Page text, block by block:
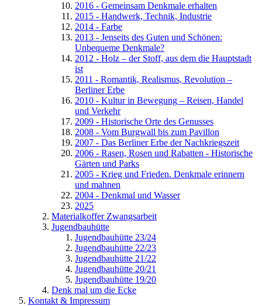
2016 - Gemeinsam Denkmale erhalten
2015 - Handwerk, Technik, Industrie
2014 - Farbe
2013 - Jenseits des Guten und Schönen:
Unbequeme Denkmale?
2012 - Holz – der Stoff, aus dem die Hauptstadt
ist
2011 - Romantik, Realismus, Revolution –
Berliner Erbe
2010 - Kultur in Bewegung – Reisen, Handel
und Verkehr
2009 - Historische Orte des Genusses
2008 - Vom Burgwall bis zum Pavillon
2007 - Das Berliner Erbe der Nachkriegszeit
2006 - Rasen, Rosen und Rabatten - Historische
Gärten und Parks
2005 - Krieg und Frieden. Denkmale erinnern
und mahnen
2004 - Denkmal und Wasser
2025
Materialkoffer Zwangsarbeit
Jugendbauhütte
Jugendbauhütte 23/24
Jugendbauhütte 22/23
Jugendbauhütte 21/22
Jugendbauhütte 20/21
Jugendbauhütte 19/20
Denk mal um die Ecke
Kontakt & Impressum